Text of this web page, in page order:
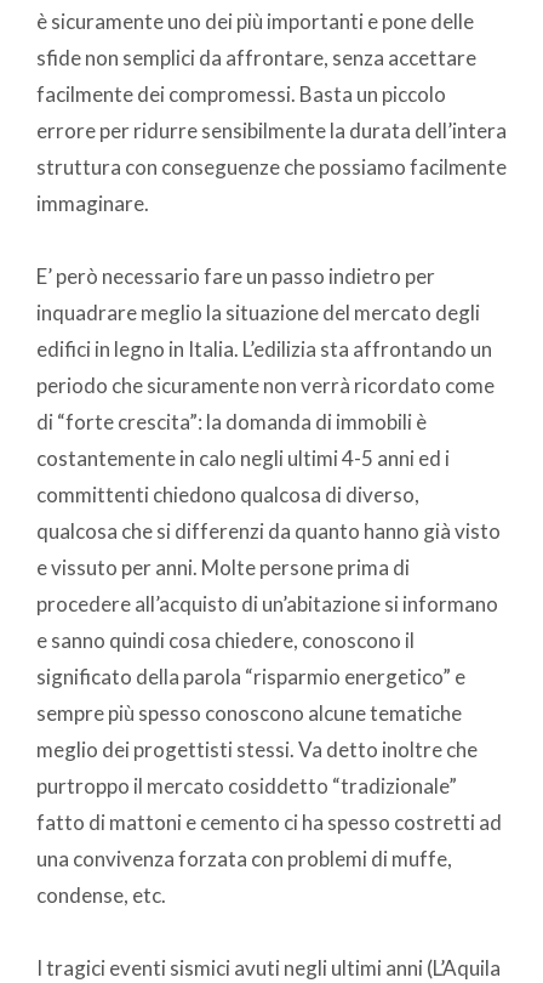
è sicuramente uno dei più importanti e pone delle
sfide non semplici da affrontare, senza accettare
facilmente dei compromessi. Basta un piccolo
errore per ridurre sensibilmente la durata dell’intera
struttura con conseguenze che possiamo facilmente
immaginare.
E’ però necessario fare un passo indietro per
inquadrare meglio la situazione del mercato degli
edifici in legno in Italia. L’edilizia sta affrontando un
periodo che sicuramente non verrà ricordato come
di “forte crescita”: la domanda di immobili è
costantemente in calo negli ultimi 4-5 anni ed i
committenti chiedono qualcosa di diverso,
qualcosa che si differenzi da quanto hanno già visto
e vissuto per anni. Molte persone prima di
procedere all’acquisto di un’abitazione si informano
e sanno quindi cosa chiedere, conoscono il
significato della parola “risparmio energetico” e
sempre più spesso conoscono alcune tematiche
meglio dei progettisti stessi. Va detto inoltre che
purtroppo il mercato cosiddetto “tradizionale”
fatto di mattoni e cemento ci ha spesso costretti ad
una convivenza forzata con problemi di muffe,
condense, etc.
I tragici eventi sismici avuti negli ultimi anni (L’Aquila